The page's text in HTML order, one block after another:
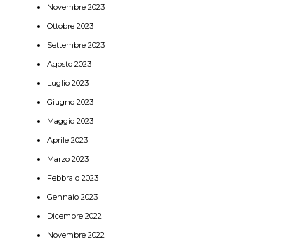
Novembre 2023
Ottobre 2023
Settembre 2023
Agosto 2023
Luglio 2023
Giugno 2023
Maggio 2023
Aprile 2023
Marzo 2023
Febbraio 2023
Gennaio 2023
Dicembre 2022
Novembre 2022